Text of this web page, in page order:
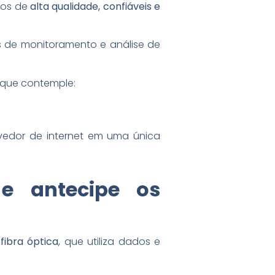
dealta qualidade, confiáveis e
monitoramento e análise de
contemple:
de internet em uma única
antecipe os
óptica, que utiliza dados e